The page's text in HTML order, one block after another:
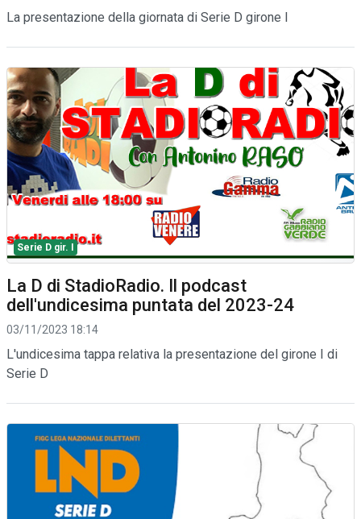
La presentazione della giornata di Serie D girone I
Serie D gir. I
La D di StadioRadio. Il podcast
dell'undicesima puntata del 2023-24
03/11/2023 18:14
L'undicesima tappa relativa la presentazione del girone I di
Serie D